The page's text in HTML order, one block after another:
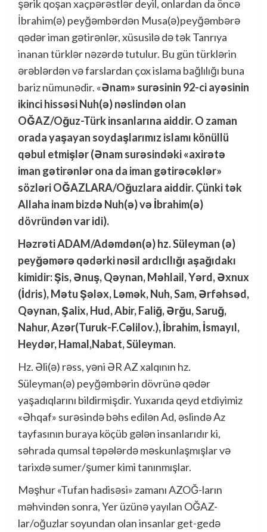
şərik qoşan xaçpərəstlər deyil, onlardan da öncə
İbrahim(ə) peyğəmbərdən Musa(ə)peyğəmbərə
qədər iman gətirənlər, xüsusilə də tək Tanrıya
inanan türklər nəzərdə tutulur. Bu gün türklərin
ərəblərdən və farslardan çox islama bağlılığı buna
bariz nümunədir. «Ənam» surəsinin 92-ci ayəsinin
ikinci hissəsi Nuh(ə) nəslindən olan
OĞAZ/Oğuz-Türk insanlarına aiddir. O zaman
orada yaşayan soydaşlarımız islamı könüllü
qəbul etmişlər (Ənam surəsindəki «axirətə
iman gətirənlər ona da iman gətirəcəklər»
sözləri OĞAZLARA/Oğuzlara aiddir. Çünki tək
Allaha inam bizdə Nuh(ə) və İbrahim(ə)
dövründən var idi).
Həzrəti ADAM/Adəmdən(ə) hz. Süleyman (ə)
peyğəmərə qədərki nəsil ardıcllığı aşağıdakı
kimidir: Şis, Ənuş, Qəynan, Məhlail, Yərd, Əxnux
(İdris), Mətu Şələx, Ləmək, Nuh, Sam, Ərfəhsəd,
Qəynan, Şalix, Hud, Abir, Faliğ, Ərğu, Saruğ,
Nahur, Azər(Turuk-F.Cəlilov.), İbrahim, İsmayıl,
Heydər, Hamal,Nabat, Süleyman.
Hz. Əli(ə) rəss, yəni ƏR AZ xalqının hz.
Süleyman(ə) peyğəmbərin dövrünə qədər
yaşadıqlarını bildirmişdir. Yuxarıda qeyd etdiyimiz
«Əhqaf» surəsində bəhs edilən Ad, əslində Az
tayfasının buraya köçüb gələn insanlarıdır ki,
səhrada qumsal təpələrdə məskunlaşmışlar və
tarixdə sumer/şumer kimi tanınmışlar.
Məşhur «Tufan hadisəsi» zamanı AZOĞ-ların
məhvindən sonra, Yer üzünə yayılan OĞAZ-
lar/oğuzlar soyundan olan insanlar get-gedə